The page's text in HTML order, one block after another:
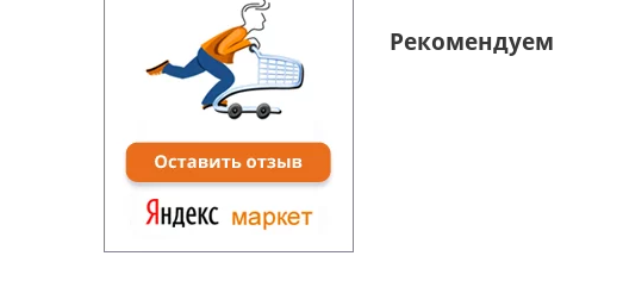
Рекомендуем